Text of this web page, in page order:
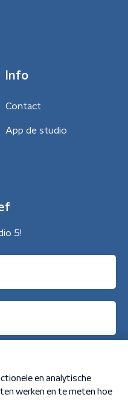
Info
Contact
App de studio
5!